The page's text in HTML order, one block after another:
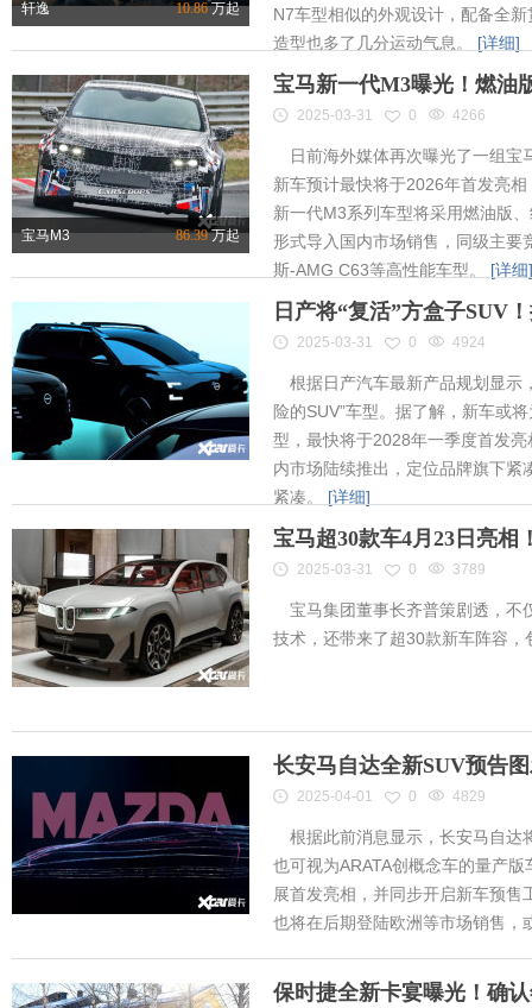
轩逸 10.86万起
N7车型相似的外观设计，配备全
造型也多了几分运动气息。 [详细]
宝马M3 86.39万起
宝马新一代M3曝光！燃油
2025-03-31 0 4266
日前海外媒体再次曝光了一组宝
新车预计最快将于2026年首发亮
新一代M3系列车型将采用燃油版
形式导入国内市场销售，同级主要
斯-AMG C63等高性能车型。 [详细]
日产将“复活”方盒子SUV
2025-03-31 0 4924
根据日产汽车最新产品规划显示
险的SUV”车型。据了解，新车或
型，最快将于2028年一季度首发
内市场陆续推出，定位品牌旗下紧
紧凑。 [详细]
宝马超30款车4月23日亮
2025-03-31 0 3789
宝马集团董事长齐普策剧透，不
技术，还带来了超30款新车阵容
长安马自达全新SUV预告
2025-04-01 0 4829
根据此前消息显示，长安马自达
也可视为ARATA创概念车的量产
展首发亮相，并同步开启新车预售
也将在后期登陆欧洲等市场销售，
保时捷全新卡宴曝光！确